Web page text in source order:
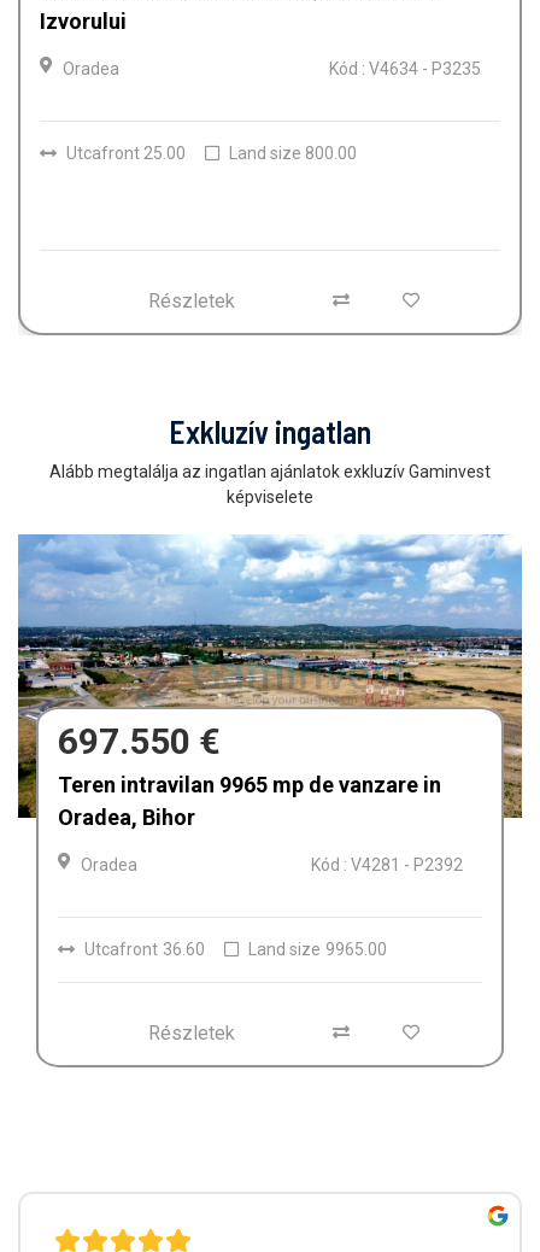
Land size 800.00
Szobák 4
Exkluzív ingatlan
Alább megtalálja az ingatlan ajánlatok exkluzív Gaminvest
képviselete
697.550 €
Teren intravilan 9965 mp de vanzare in
Oradea, Bihor
Oradea Kód : V4281 - P2392
Utcafront 36.60 Land size 9965.00
Részletek